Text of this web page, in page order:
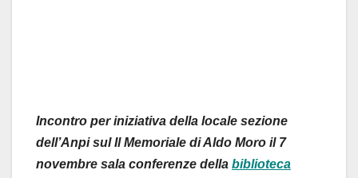
Incontro per iniziativa della locale sezione
dell’Anpi sul Il Memoriale di Aldo Moro il 7
novembre sala conferenze della biblioteca